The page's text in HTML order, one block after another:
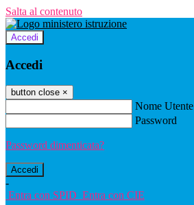
Salta al contenuto
Accedi
Accedi
button close ×
Nome Utente
Password
Password dimenticata?
-
Entra con SPID Entra con CIE